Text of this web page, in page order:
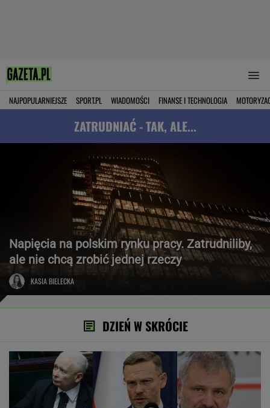
NAJPOPULARNIEJSZE SPORT.PL WIADOMOŚCI FINANSE I TECHNOLOGIA
ZATRUDNIAĆ - TAK, ALE...
Napięcia na polskim rynku pracy. Zatrudniliby,
ale nie chcą zrobić jednej rzeczy
KASIA BIELECKA
DZIEŃ W SKRÓCIE